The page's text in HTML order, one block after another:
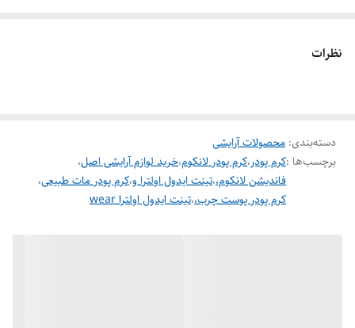
با استفاده روز مره از این کرم پودر حس سنگینی روز ندارید
نظرات
دسته‌بندی: محصولات آرایشی
برچسب‌ها :کرم پودر،کرم پودر لانکوم،خرید لوازم آرایشی اصل،
فاندیشن لانکوم،،تینت ایدول اولترا و،کرم پودر مات طبیعی،
کرم پودر پوست چرب،،تینت ایدول اولترا wear